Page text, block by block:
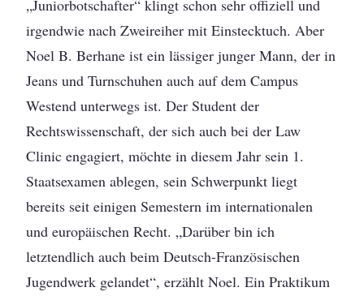
„Juniorbotschafter“ klingt schon sehr offiziell und
irgendwie nach Zweireiher mit Einstecktuch. Aber
Noel B. Berhane ist ein lässiger junger Mann, der in
Jeans und Turnschuhen auch auf dem Campus
Westend unterwegs ist. Der Student der
Rechtswissenschaft, der sich auch bei der Law
Clinic engagiert, möchte in diesem Jahr sein 1.
Staatsexamen ablegen, sein Schwerpunkt liegt
bereits seit einigen Semestern im internationalen
und europäischen Recht. „Darüber bin ich
letztendlich auch beim Deutsch-Französischen
Jugendwerk gelandet“, erzählt Noel. Ein Praktikum